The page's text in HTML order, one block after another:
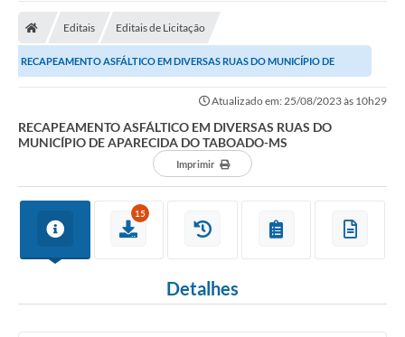
Editais Editais de Licitação
RECAPEAMENTO ASFÁLTICO EM DIVERSAS RUAS DO MUNICÍPIO DE
Atualizado em: 25/08/2023 às 10h29
RECAPEAMENTO ASFÁLTICO EM DIVERSAS RUAS DO
MUNICÍPIO DE APARECIDA DO TABOADO-MS
Imprimir
15
Detalhes